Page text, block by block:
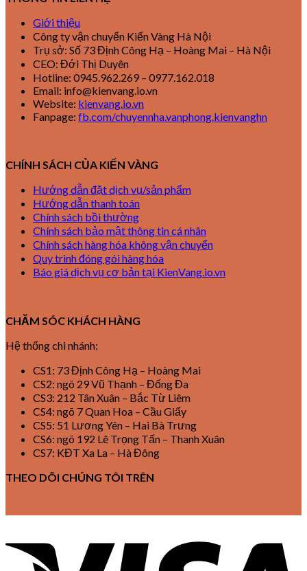
Giới thiệu
Công ty vận chuyển Kiến Vàng Hà Nội
Trụ sở: Số 73 Định Công Hạ – Hoàng Mai – Hà Nội
CEO: Đới Thị Duyên
Hotline: 0945.962.269 – 0977.162.018
Email: info@kienvang.io.vn
Website: kienvang.io.vn
Fanpage: fb.com/chuyennha.vanphong.kienvanghn
CHÍNH SÁCH CỦA KIẾN VÀNG
Hướng dẫn đặt dịch vụ/sản phẩm
Hướng dẫn thanh toán
Chính sách bồi thường
Chính sách bảo mật thông tin cá nhân
Chính sách hàng hóa không vận chuyển
Quy trình đóng gói hàng hóa
Báo giá dịch vụ cơ bản tại KienVang.io.vn
CHĂM SÓC KHÁCH HÀNG
Hệ thống chi nhánh:
CS1: 73 Định Công Hạ – Hoàng Mai
CS2: ngõ 29 Vũ Thạnh – Đống Đa
CS3: 212 Tân Xuân – Bắc Từ Liêm
CS4: ngõ 7 Quan Hoa – Cầu Giấy
CS5: 51 Lương Yên – Hai Bà Trưng
CS6: ngõ 192 Lê Trọng Tấn – Thanh Xuân
CS7: KĐT Xa La – Hà Đông
THEO DÕI CHÚNG TÔI TRÊN